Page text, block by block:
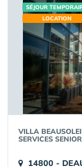
SÉJOUR
LOCATION
VILLA
SERVICES
14800 -